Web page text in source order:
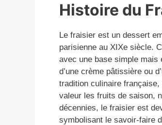
Histoire du
Le fraisier est un dessert
parisienne au XIXe siècle.
avec une base simple
d’une crème pâtissière ou
tradition culinaire
valeur les fruits de saison,
décennies, le fraisier est
symbolisant le savoir-faire